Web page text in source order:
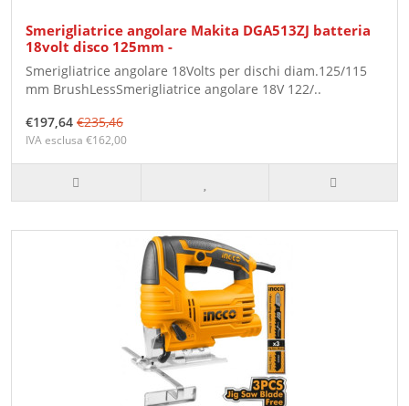
Smerigliatrice angolare Makita DGA513ZJ batteria
18volt disco 125mm -
Smerigliatrice angolare 18Volts per dischi diam.125/115
mm BrushLessSmerigliatrice angolare 18V 122/..
€197,64 €235,46
IVA esclusa €162,00